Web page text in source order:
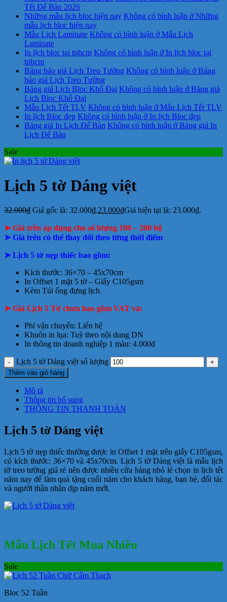
Tết Để Bàn 2026
Những mẫu lịch bloc hiện nay Không có bình luận ở Những
mẫu lịch bloc hiện nay
Mẫu Lịch Laminate Không có bình luận ở Mẫu Lịch
Laminate
In lịch bloc tại tphcm Không có bình luận ở In lịch bloc tại
tphcm
Bảng báo giá Lịch Treo Tường Không có bình luận ở Bảng
báo giá Lịch Treo Tường
Bảng giá Lịch Bloc Khổ Đại Không có bình luận ở Bảng giá
Lịch Bloc Khổ Đại
Mẫu Lịch Tết TLV Không có bình luận ở Mẫu Lịch Tết TLV
In lịch Bloc đẹp Không có bình luận ở In lịch Bloc đẹp
Bảng giá In Lịch Để Bàn Không có bình luận ở Bảng giá In
Lịch Để Bàn
Sale
Lịch 5 tờ Dáng việt
32.000₫ Giá gốc là: 32.000₫.23.000₫Giá hiện tại là: 23.000₫.
➤ Giá trên áp dụng cho số lượng 100 – 200 bộ
➤ Giá trên có thể thay đổi theo từng thời điểm
➤ Lịch 5 tờ nẹp thiếc bao gồm:
Kích thước: 36×70 – 45x70cm
In Offset 1 mặt 5 tờ – Giấy C105gsm
Kèm Túi ống đựng lịch.
➤ Giá Lịch 5 Tờ chưa bao gồm VAT và:
Phí vận chuyển: Liên hệ
Khuôn in lụa: Tuỳ theo nội dung DN
In thông tin doanh nghiệp 1 màu: 4.000đ
Lịch 5 tờ Dáng việt số lượng
Thêm vào giỏ hàng
Mô tả
Thông tin bổ sung
THÔNG TIN THANH TOÁN
Lịch 5 tờ Dáng việt
Lịch 5 tờ nẹp thiếc thường được in Offset 1 mặt trên giấy C105gsm,
có kích thước: 36×70 và 45x70cm. Lịch 5 tờ Dáng việt là mẫu lịch
tờ treo tường giá rẻ nên được nhiều cửa hàng nhỏ lẻ chọn in lịch tết
năm nay để làm quà tặng cuối năm cho khách hàng, bạn bè, đối tác
và người thân nhân dịp năm mới.
Mẫu Lịch Tết Mua Nhiều
Sale
Bloc 52 Tuần